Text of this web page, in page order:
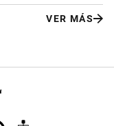
VER MÁS